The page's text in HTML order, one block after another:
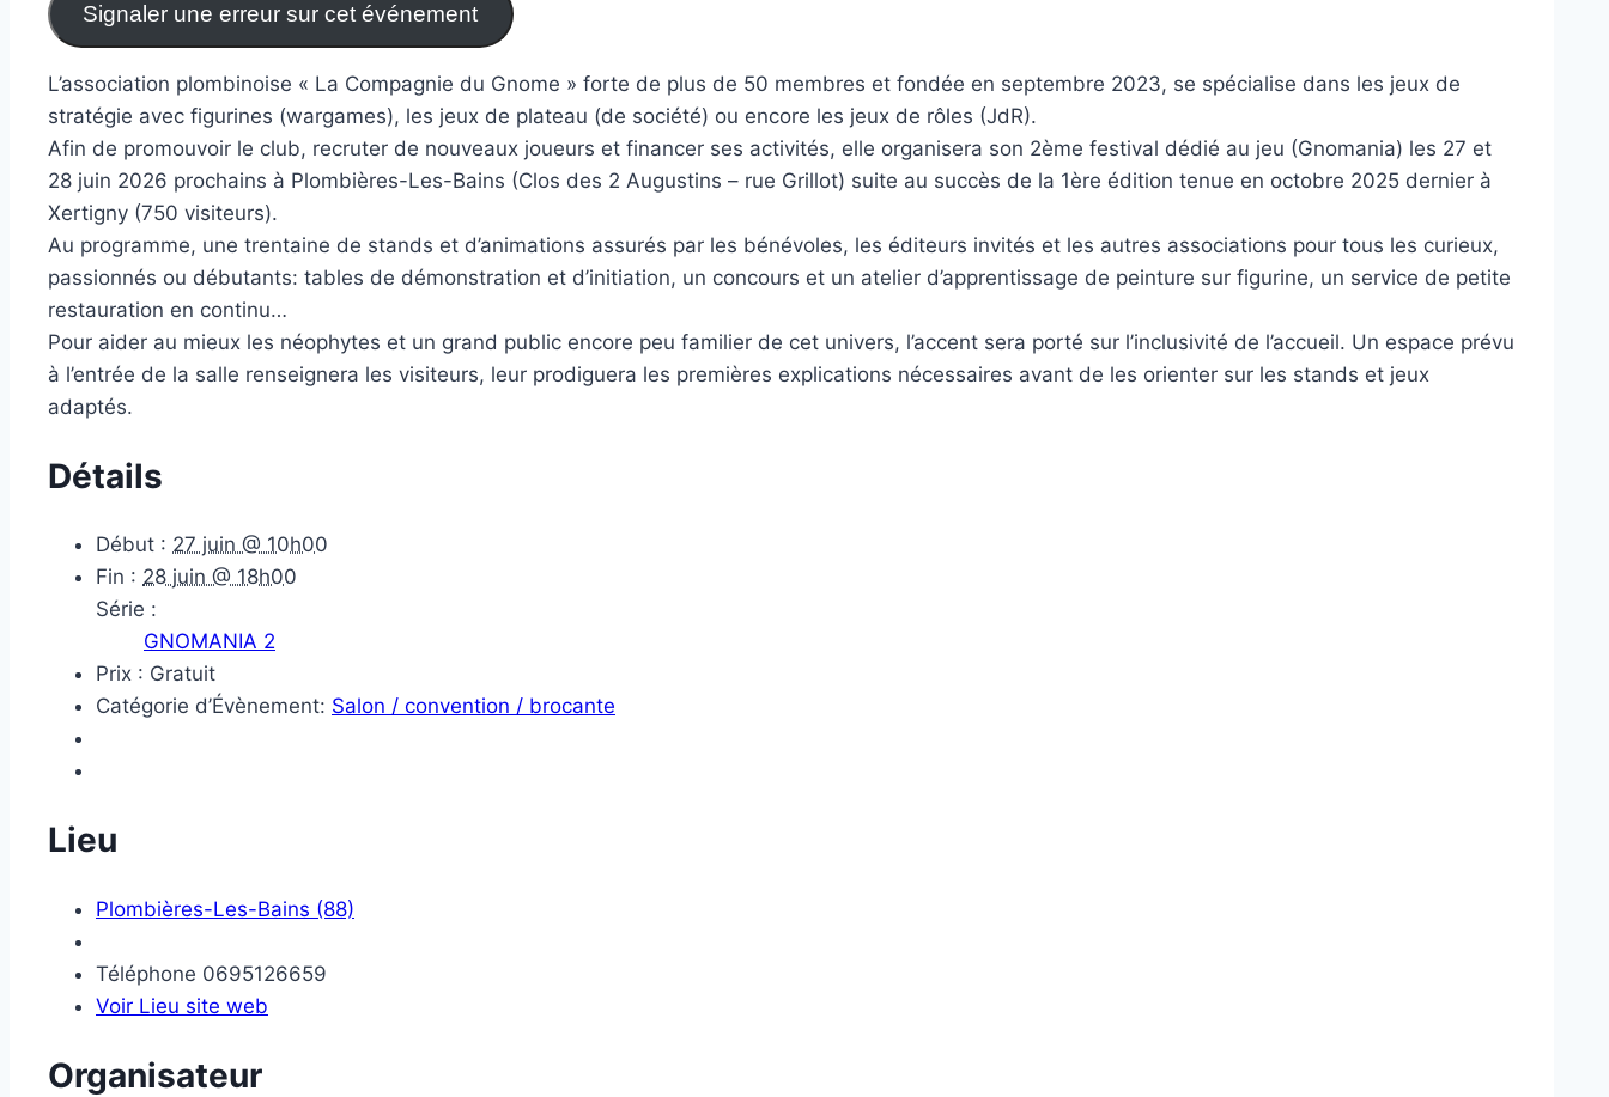
Signaler une erreur sur cet événement
L’association plombinoise « La Compagnie du Gnome » forte de plus de 50 membres et fondée en septembre 2023, se spécialise dans les jeux de
stratégie avec figurines (wargames), les jeux de plateau (de société) ou encore les jeux de rôles (JdR).
Afin de promouvoir le club, recruter de nouveaux joueurs et financer ses activités, elle organisera son 2ème festival dédié au jeu (Gnomania) les 27 et
28 juin 2026 prochains à Plombières-Les-Bains (Clos des 2 Augustins – rue Grillot) suite au succès de la 1ère édition tenue en octobre 2025 dernier à
Xertigny (750 visiteurs).
Au programme, une trentaine de stands et d’animations assurés par les bénévoles, les éditeurs invités et les autres associations pour tous les curieux,
passionnés ou débutants: tables de démonstration et d’initiation, un concours et un atelier d’apprentissage de peinture sur figurine, un service de petite
restauration en continu…
Pour aider au mieux les néophytes et un grand public encore peu familier de cet univers, l’accent sera porté sur l’inclusivité de l’accueil. Un espace prévu
à l’entrée de la salle renseignera les visiteurs, leur prodiguera les premières explications nécessaires avant de les orienter sur les stands et jeux
adaptés.
Détails
Début : 27 juin @ 10h00
Fin : 28 juin @ 18h00
Série :
GNOMANIA 2
Prix : Gratuit
Catégorie d’Évènement: Salon / convention / brocante
Lieu
Plombières-Les-Bains (88)
Téléphone 0695126659
Voir Lieu site web
Organisateur